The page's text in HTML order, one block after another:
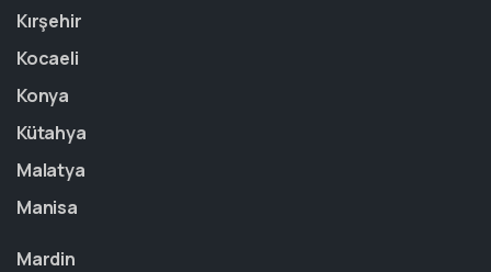
Kırşehir
Kocaeli
Konya
Kütahya
Malatya
Manisa
Mardin